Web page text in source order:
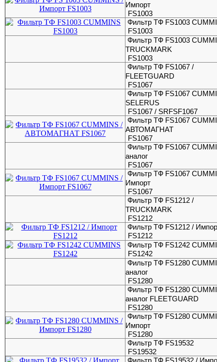
Импорт
FS1003
Фильтр ТФ FS1003
FS1003
Фильтр ТФ FS1003
TRUCKMARK
FS1003
Фильтр ТФ FS1067 /
FLEETGUARD
FS1067
Фильтр ТФ FS1067
SELERUS
FS1067 / SRFSF1067
Фильтр ТФ FS1067
АВТОМАГНАТ
FS1067
Фильтр ТФ FS1067
аналог
FS1067
Фильтр ТФ FS1067
Импорт
FS1067
Фильтр ТФ FS1212 /
TRUCKMARK
FS1212
Фильтр ТФ FS1212 /
FS1212
Фильтр ТФ FS1242
FS1242
Фильтр ТФ FS1280
аналог
FS1280
Фильтр ТФ FS1280
аналог FLEETGUARD
FS1280
Фильтр ТФ FS1280
Импорт
FS1280
Фильтр ТФ FS19532
FS19532
Фильтр ТФ FS19532 /